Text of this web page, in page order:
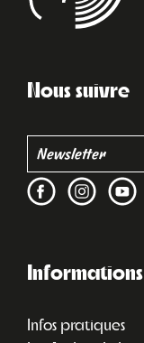
Nous suivre
Informations
Infos pratiques